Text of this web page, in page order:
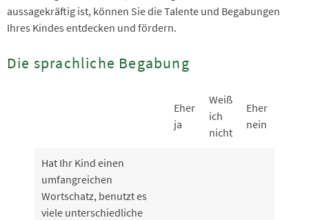
aussagekräftig ist, können Sie die Talente und Begabungen
Ihres Kindes entdecken und fördern.
Die sprachliche Begabung
Eher
ja
Weiß
ich
nicht
Eher
nein
Hat Ihr Kind einen
umfangreichen
Wortschatz, benutzt es
viele unterschiedliche